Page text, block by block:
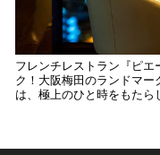
フレンチレストラン『ピエ
ク！大阪梅田のランドマ
は、極上のひと時をもたら